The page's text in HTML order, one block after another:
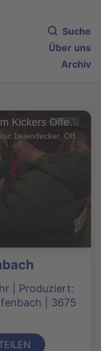
Suche
Über uns
Archiv
Rund um Kickers Offenbach
| Produziert:
| 3675